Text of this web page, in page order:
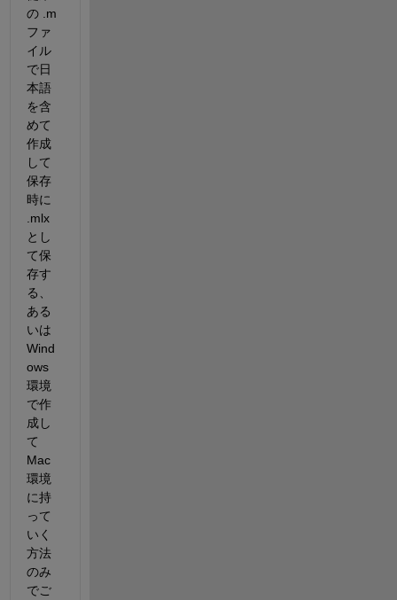
の .m
ファ
イル
で日
本語
を含
めて
作成
して
保存
時に
.mlx
とし
て保
存す
る、
ある
いは
Wind
ows
環境
で作
成し
て
Mac
環境
に持
って
いく
方法
のみ
でご